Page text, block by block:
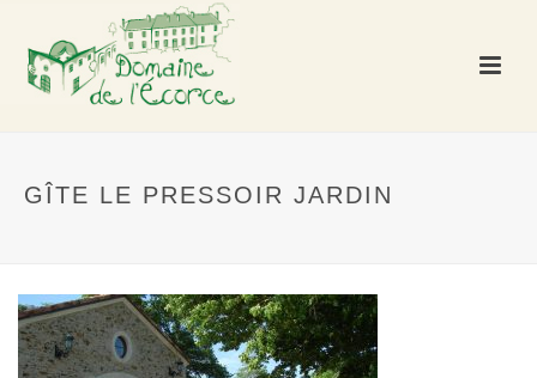
GÎTE LE PRESSOIR JARDIN